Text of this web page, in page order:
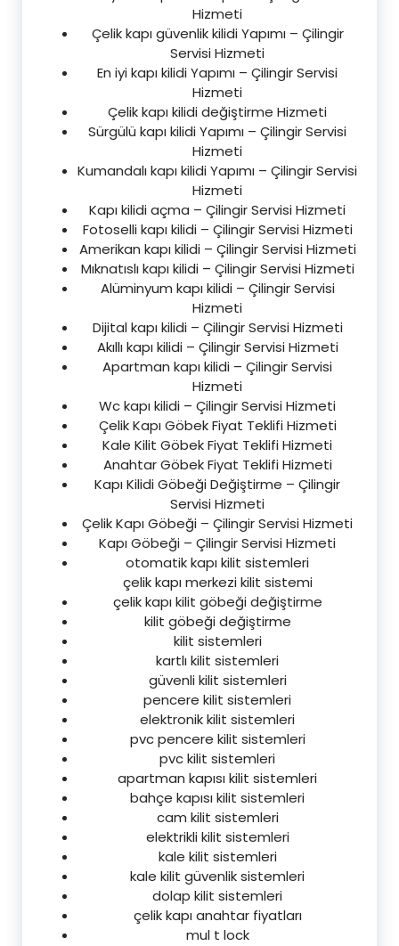
Hizmeti
Çelik kapı güvenlik kilidi Yapımı – Çilingir
Servisi Hizmeti
En iyi kapı kilidi Yapımı – Çilingir Servisi
Hizmeti
Çelik kapı kilidi değiştirme Hizmeti
Sürgülü kapı kilidi Yapımı – Çilingir Servisi
Hizmeti
Kumandalı kapı kilidi Yapımı – Çilingir Servisi
Hizmeti
Kapı kilidi açma – Çilingir Servisi Hizmeti
Fotoselli kapı kilidi – Çilingir Servisi Hizmeti
Amerikan kapı kilidi – Çilingir Servisi Hizmeti
Mıknatıslı kapı kilidi – Çilingir Servisi Hizmeti
Alüminyum kapı kilidi – Çilingir Servisi
Hizmeti
Dijital kapı kilidi – Çilingir Servisi Hizmeti
Akıllı kapı kilidi – Çilingir Servisi Hizmeti
Apartman kapı kilidi – Çilingir Servisi
Hizmeti
Wc kapı kilidi – Çilingir Servisi Hizmeti
Çelik Kapı Göbek Fiyat Teklifi Hizmeti
Kale Kilit Göbek Fiyat Teklifi Hizmeti
Anahtar Göbek Fiyat Teklifi Hizmeti
Kapı Kilidi Göbeği Değiştirme – Çilingir
Servisi Hizmeti
Çelik Kapı Göbeği – Çilingir Servisi Hizmeti
Kapı Göbeği – Çilingir Servisi Hizmeti
otomatik kapı kilit sistemleri
çelik kapı merkezi kilit sistemi
çelik kapı kilit göbeği değiştirme
kilit göbeği değiştirme
kilit sistemleri
kartlı kilit sistemleri
güvenli kilit sistemleri
pencere kilit sistemleri
elektronik kilit sistemleri
pvc pencere kilit sistemleri
pvc kilit sistemleri
apartman kapısı kilit sistemleri
bahçe kapısı kilit sistemleri
cam kilit sistemleri
elektrikli kilit sistemleri
kale kilit sistemleri
kale kilit güvenlik sistemleri
dolap kilit sistemleri
çelik kapı anahtar fiyatları
mul t lock